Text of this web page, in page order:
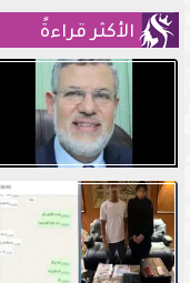
الأكثر قراءةً